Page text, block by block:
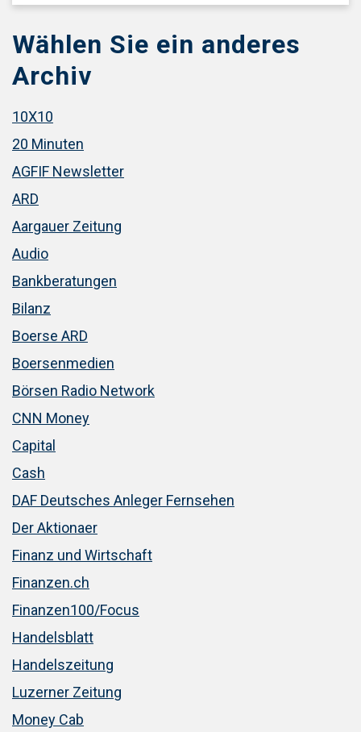
Wählen Sie ein anderes
Archiv
10X10
20 Minuten
AGFIF Newsletter
ARD
Aargauer Zeitung
Audio
Bankberatungen
Bilanz
Boerse ARD
Boersenmedien
Börsen Radio Network
CNN Money
Capital
Cash
DAF Deutsches Anleger Fernsehen
Der Aktionaer
Finanz und Wirtschaft
Finanzen.ch
Finanzen100/Focus
Handelsblatt
Handelszeitung
Luzerner Zeitung
Money Cab